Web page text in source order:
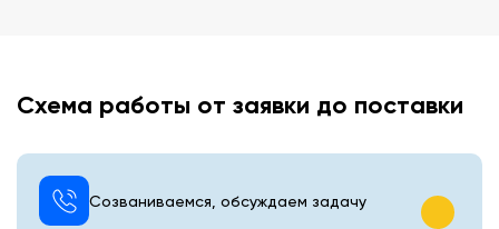
Схема работы от заявки до поставки
Созваниваемся, обсуждаем задачу